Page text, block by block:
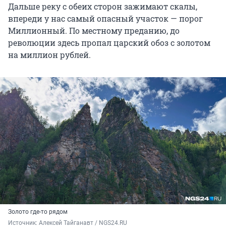
Дальше реку с обеих сторон зажимают скалы,
впереди у нас самый опасный участок — порог
Миллионный. По местному преданию, до
революции здесь пропал царский обоз с золотом
на миллион рублей.
Золото где-то рядом
Источник: Алексей Тайганавт / NGS24.RU